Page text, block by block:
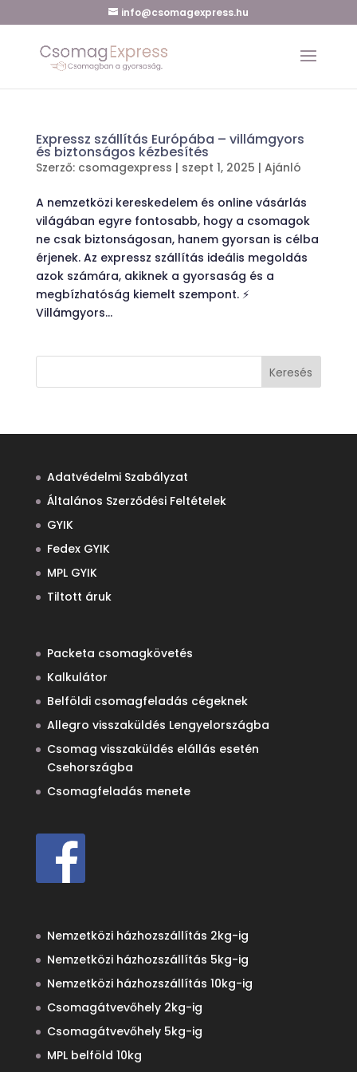
info@csomagexpress.hu
Expressz szállítás Európába – villámgyors
és biztonságos kézbesítés
Szerző: csomagexpress | szept 1, 2025 | Ajánló
A nemzetközi kereskedelem és online vásárlás
világában egyre fontosabb, hogy a csomagok
ne csak biztonságosan, hanem gyorsan is célba
érjenek. Az expressz szállítás ideális megoldás
azok számára, akiknek a gyorsaság és a
megbízhatóság kiemelt szempont. ⚡
Villámgyors...
Keresés
Adatvédelmi Szabályzat
Általános Szerződési Feltételek
GYIK
Fedex GYIK
MPL GYIK
Tiltott áruk
Packeta csomagkövetés
Kalkulátor
Belföldi csomagfeladás cégeknek
Allegro visszaküldés Lengyelországba
Csomag visszaküldés elállás esetén
Csehországba
Csomagfeladás menete
Nemzetközi házhozszállítás 2kg-ig
Nemzetközi házhozszállítás 5kg-ig
Nemzetközi házhozszállítás 10kg-ig
Csomagátvevőhely 2kg-ig
Csomagátvevőhely 5kg-ig
MPL belföld 10kg